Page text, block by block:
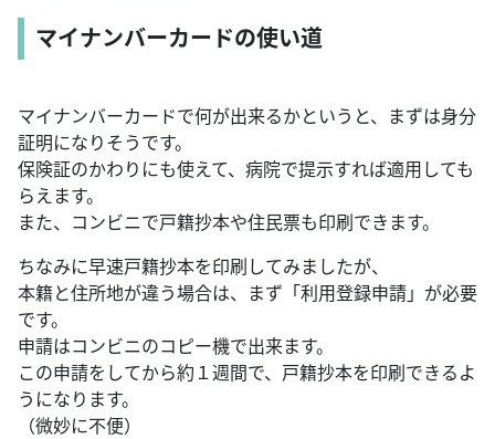
マイナンバーカードの使い道
マイナンバーカードで何が出来るかというと、まずは身分
証明になりそうです。
保険証のかわりにも使えて、病院で提示すれば適用しても
らえます。
また、コンビニで戸籍抄本や住民票も印刷できます。
ちなみに早速戸籍抄本を印刷してみましたが、
本籍と住所地が違う場合は、まず「利用登録申請」が必要
です。
申請はコンビニのコピー機で出来ます。
この申請をしてから約１週間で、戸籍抄本を印刷できるよ
うになります。
（微妙に不便）